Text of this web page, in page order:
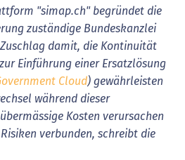
"simap.ch" begründet die
zuständige Bundeskanzlei
damit, die Kontinuität
Einführung einer Ersatzlösung
Cloud) gewährleisten
während dieser
Kosten verursachen
verbunden, schreibt die